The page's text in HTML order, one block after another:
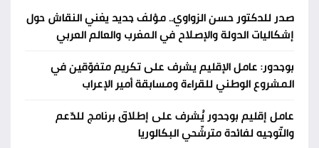
صدر للدكتور حسن الزواوي.. مؤلف جديد يغني النقاش حول
إشكاليات الدولة والإصلاح في المغرب والعالم العربي
بوجدور: عامل الإقليم يشرف على تكريم متفوّقين في
المشروع الوطني للقراءة ومسابقة أمير الإعراب
عامل إقليم بوجدور يُشرف على إطلاق برنامج للدّعم
والتّوجيه لفائدة مترشّحي البكالوريا